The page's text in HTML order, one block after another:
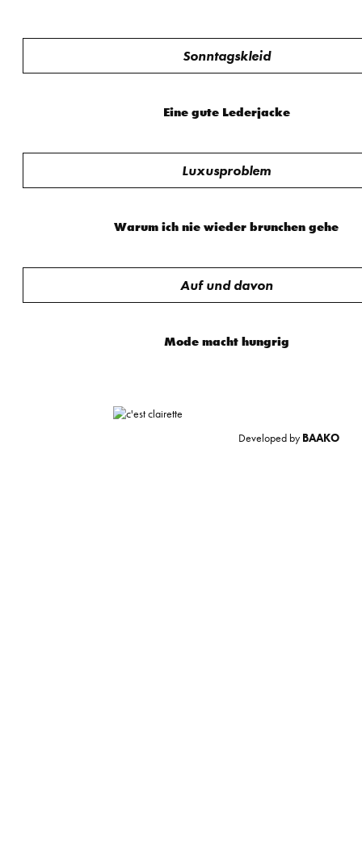
Sonntagskleid
Eine gute Lederjacke
Luxusproblem
Warum ich nie wieder brunchen gehe
Auf und davon
Mode macht hungrig
Developed byBAAKO